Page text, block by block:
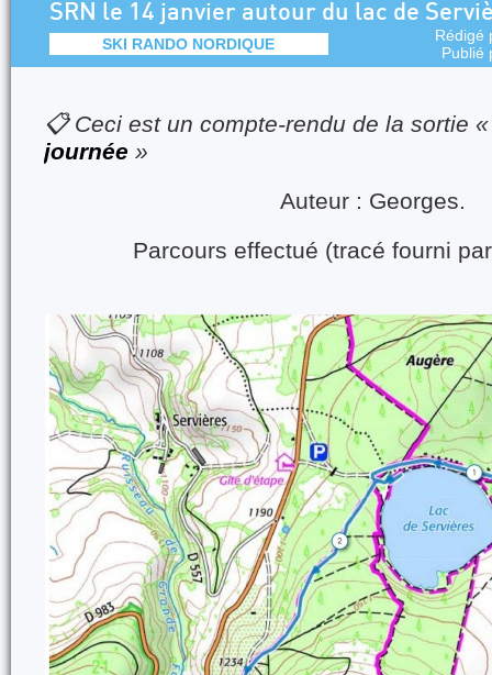
SRN le 14 janvier autour du lac de
SKI RANDO NORDIQUE
Rédigé
Publié
📋 Ceci est un compte-rendu de la sortie
journée »
Auteur : Georges.
Parcours effectué (tracé fourni